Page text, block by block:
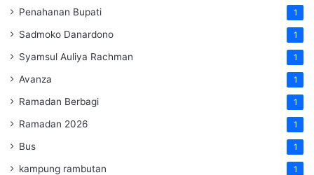
Penahanan Bupati 1
Sadmoko Danardono 1
Syamsul Auliya Rachman 1
Avanza 1
Ramadan Berbagi 1
Ramadan 2026 1
Bus 1
kampung rambutan 1